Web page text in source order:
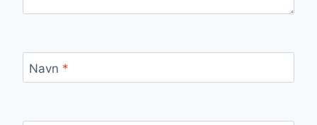
Navn *